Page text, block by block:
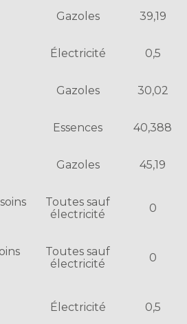
Gazoles 39,19
Électricité 0,5
Gazoles 30,02
Essences 40,388
Gazoles 45,19
Toutes sauf
électricité
0
Toutes sauf
électricité
0
Électricité 0,5